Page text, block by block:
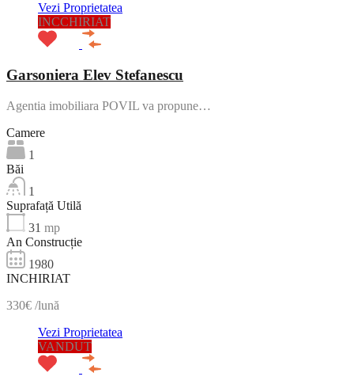
Vezi Proprietatea
INCCHIRIAT
Garsoniera Elev Stefanescu
Agentia imobiliara POVIL va propune…
Camere
1
Băi
1
Suprafață Utilă
31 mp
An Construcție
1980
INCHIRIAT
330€ /lună
Vezi Proprietatea
VANDUT